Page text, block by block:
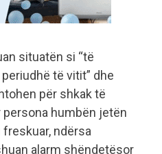
situatën si “të
të vitit” dhe
për shkak të
humbën jetën
freskuar, ndërsa
alarm shëndetësor